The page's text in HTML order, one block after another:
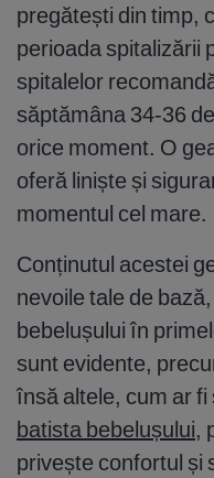
pregătești din timp,
perioada spitalizării
spitalelor
săptămâna 34-36
orice moment. O
oferă liniște și
momentul cel mare.
Conținutul acestei
nevoile tale de
bebelușului în
sunt evidente,
însă altele, cum ar
batista bebelușului,
privește confortul și